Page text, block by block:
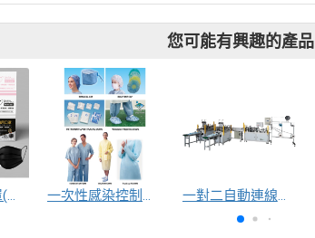
您可能有興趣的產品
"華淨"醫用口罩(未滅菌) 平面成人款 一次性感染控制防護系列 一對二自動連線顏色定位裝置